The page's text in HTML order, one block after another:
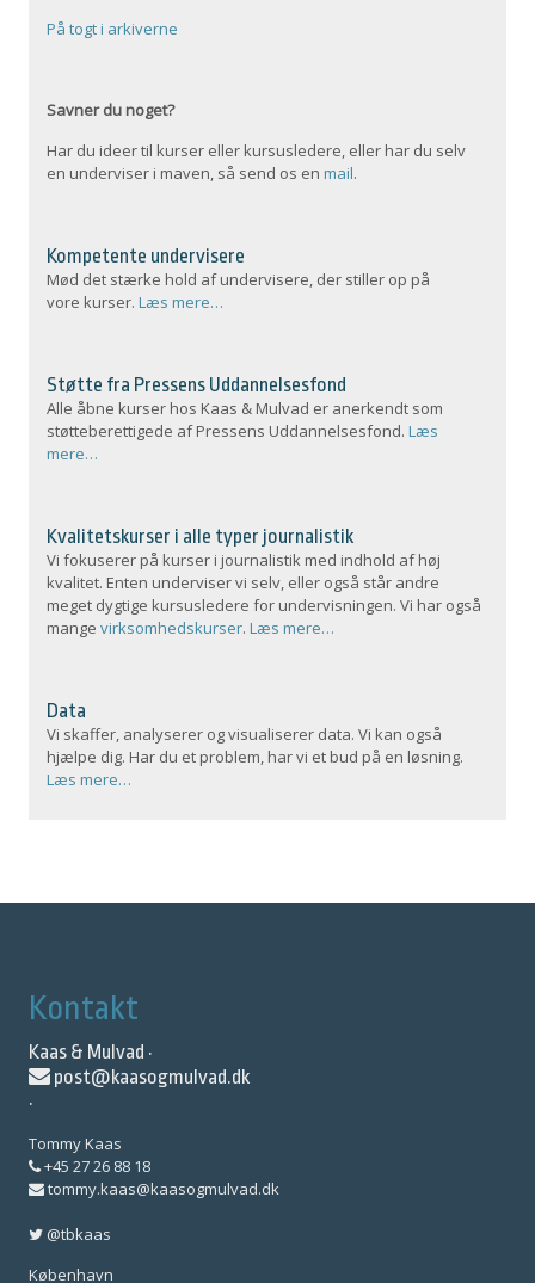
På togt i arkiverne
Savner du noget?
Har du ideer til kurser eller kursusledere, eller har du selv
en underviser i maven, så send os enmail.
Kompetente undervisere
Mød det stærke hold af undervisere, der stiller op på
vore kurser.Læs mere…
Støtte fra Pressens Uddannelsesfond
Alle åbne kurser hos Kaas & Mulvad er anerkendt som
støtteberettigede af Pressens Uddannelsesfond.Læs
mere…
Kvalitetskurser i alle typer journalistik
Vi fokuserer på kurser i journalistik med indhold af høj
kvalitet. Enten underviser vi selv, eller også står andre
meget dygtige kursusledere for undervisningen. Vi har også
mangevirksomhedskurser.Læs mere…
Data
Vi skaffer, analyserer og visualiserer data. Vi kan også
hjælpe dig. Har du et problem, har vi et bud på en løsning.
Læs mere…
Kontakt
Kaas & Mulvad ·
post@kaasogmulvad.dk
·
Tommy Kaas
+45 27 26 88 18
tommy.kaas@kaasogmulvad.dk
@tbkaas
København